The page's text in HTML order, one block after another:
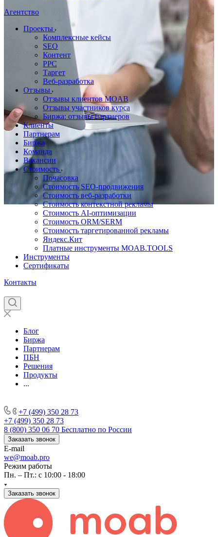
Агентство
Проекты
Комплексные кейсы
SEO
Контент
PPC
Таргет
Веб-разработка
Отзывы
Отзывы клиентов MOAB
Отзывы участников курса
Биржа: отзывы партнеров
Клиенты
Партнерам
Биржа
Команда
Вакансии
Стоимость
Почасовка
Стоимость SEO-продвижения
Стоимость веб-разработки
Стоимость контекстной рекламы
Стоимость AI-оптимизации
Стоимость ORM/SERM
Стоимость таргетированной рекламы
Яндекс.Кит
Платные инструменты MOAB.TOOLS
Инструменты
Сертификаты
Контакты
Блог
Биржа
Партнерам
ПБН
Решения
Продукты
...
+7 (499) 350 28 73
+7 (499) 350 28 73
8 (800) 350 06 70 Бесплатно по России
Заказать звонок
E-mail
we@moab.pro
Режим работы
Пн. – Пт.: с 10:00 - 18:00
Заказать звонок